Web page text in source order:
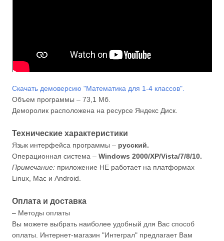
Скачать демоверсию "Математика для 1-4 классов".
Объем программы – 73,1 Мб.
Деморолик расположена на ресурсе Яндекс Диск.
Технические характеристики
Язык интерфейса программы – русский.
Операционная система – Windows 2000/XP/Vista/7/8/10.
Примечание: приложение НЕ работает на платформах
Linux, Mac и Android.
Оплата и доставка
– Методы оплаты
Вы можете выбрать наиболее удобный для Вас способ
оплаты. Интернет-магазин "Интеграл" предлагает Вам